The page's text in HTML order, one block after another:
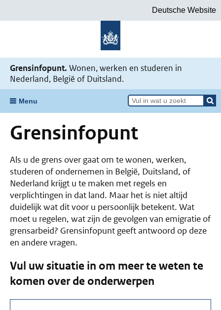
Deutsche Website
Grensinfopunt. Wonen, werken en studeren in
Nederland, België of Duitsland.
Menu
Grensinfopunt
Als u de grens over gaat om te wonen, werken,
studeren of ondernemen in België, Duitsland, of
Nederland krijgt u te maken met regels en
verplichtingen in dat land. Maar het is niet altijd
duidelijk wat dit voor u persoonlijk betekent. Wat
moet u regelen, wat zijn de gevolgen van emigratie of
grensarbeid? Grensinfopunt geeft antwoord op deze
en andere vragen.
Vul uw situatie in om meer te weten te
komen over de onderwerpen